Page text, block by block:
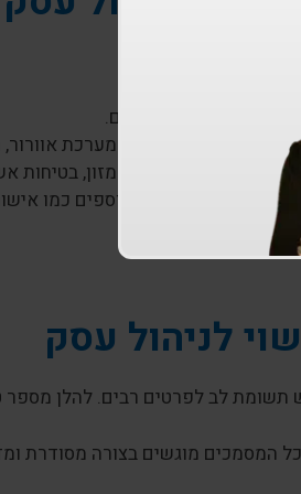
כחוק ברשם העסקים.
כולל סידור התחנות, מערכת
עמידה בתקני בטיחות מזון, בטיחות
ויידרשו מסמכים נוספים כמו
לניהול עסק
תשומת לב לפרטים רבים. להלן מספר
המסמכים מוגשים בצורה מסודרת